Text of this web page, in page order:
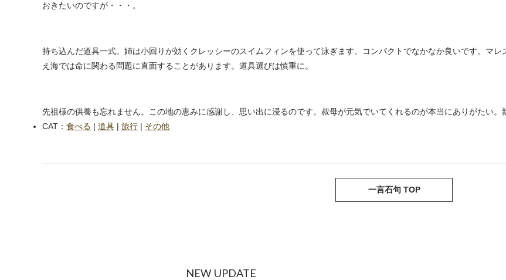
おきたいのですが・・・。
持ち込んだ道具一式。姉は小回りが効くクレッシーのスイムフィンを使って泳ぎます。コンパクトでなかなか良いです。マ
え海では命に関わる問題に直面することがあります。道具選びは慎重に。
先祖様の供養も忘れません。この地の恵みに感謝し、思い出に浸るのです。叔母が元気でいてくれるのが本当にありがたい。
CAT： 食べる | 道具 | 旅行 | その他
一言石句 TOP
NEW UPDATE